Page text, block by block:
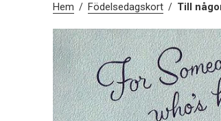
Hem / Födelsedagskort / Till